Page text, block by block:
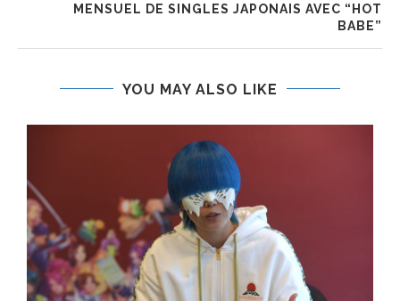
MENSUEL DE SINGLES JAPONAIS AVEC “HOT
BABE”
YOU MAY ALSO LIKE